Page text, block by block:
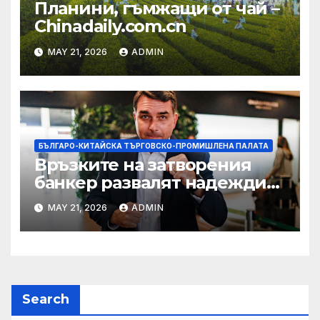
Планини, гъмжащи от чай –
Chinadaily.com.cn
MAY 21, 2026 ADMIN
БЪЛГАРО-КИТАЙСКА ТЪРГОВСКО-ПРОМИШЛЕНА ПАЛАТА
Връзките на затворения
банкер развалят надеждите
на Флавио Болсонаро за
президент на Бразилия
MAY 21, 2026 ADMIN
Search